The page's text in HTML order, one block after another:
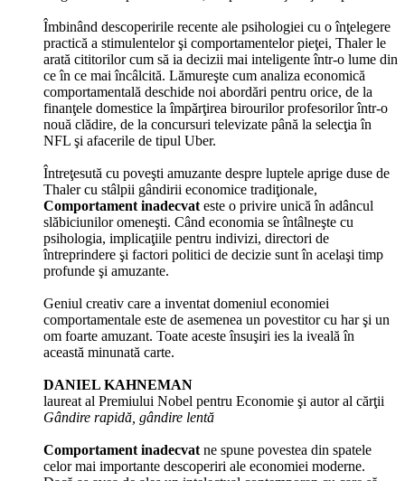
Îmbinând descoperirile recente ale psihologiei cu o înţelegere
practică a stimulentelor şi comportamentelor pieţei, Thaler le
arată cititorilor cum să ia decizii mai inteligente într-o lume din
ce în ce mai încâlcită. Lămureşte cum analiza economică
comportamentală deschide noi abordări pentru orice, de la
finanţele domestice la împărţirea birourilor profesorilor într-o
nouă clădire, de la concursuri televizate până la selecţia în
NFL şi afacerile de tipul Uber.
Întreţesută cu poveşti amuzante despre luptele aprige duse de
Thaler cu stâlpii gândirii economice tradiţionale,
Comportament inadecvat este o privire unică în adâncul
slăbiciunilor omeneşti. Când economia se întâlneşte cu
psihologia, implicaţiile pentru indivizi, directori de
întreprindere şi factori politici de decizie sunt în acelaşi timp
profunde şi amuzante.
Geniul creativ care a inventat domeniul economiei
comportamentale este de asemenea un povestitor cu har şi un
om foarte amuzant. Toate aceste însuşiri ies la iveală în
această minunată carte.
DANIEL KAHNEMAN
laureat al Premiului Nobel pentru Economie şi autor al cărţii
Gândire rapidă, gândire lentă
Comportament inadecvat ne spune povestea din spatele
celor mai importante descoperiri ale economiei moderne.